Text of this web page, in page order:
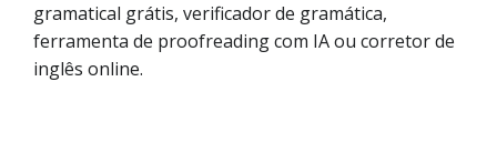
gramatical grátis, verificador de gramática,
ferramenta de proofreading com IA ou corretor de
inglês online.